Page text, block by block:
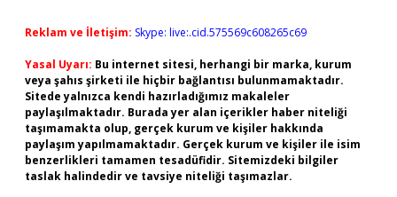
Reklam ve İletişim: Skype: live:.cid.575569c608265c69
Yasal Uyarı: Bu internet sitesi, herhangi bir marka, kurum
veya şahıs şirketi ile hiçbir bağlantısı bulunmamaktadır.
Sitede yalnızca kendi hazırladığımız makaleler
paylaşılmaktadır. Burada yer alan içerikler haber niteliği
taşımamakta olup, gerçek kurum ve kişiler hakkında
paylaşım yapılmamaktadır. Gerçek kurum ve kişiler ile isim
benzerlikleri tamamen tesadüfidir. Sitemizdeki bilgiler
taslak halindedir ve tavsiye niteliği taşımazlar.